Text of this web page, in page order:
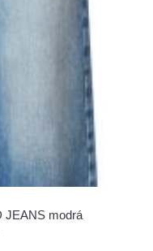
JEANS modrá